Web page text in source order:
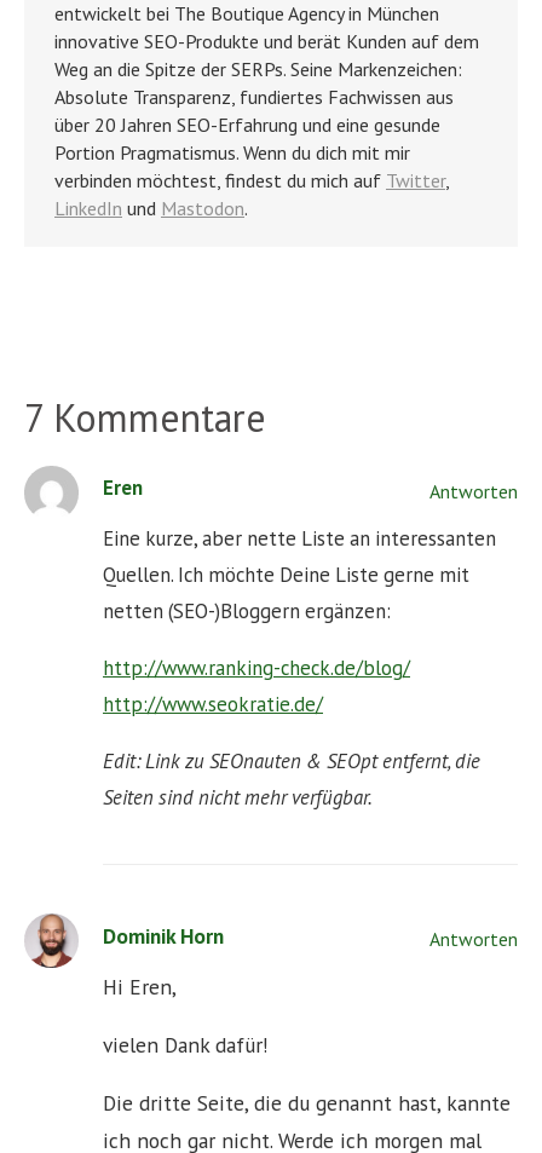
entwickelt bei The Boutique Agency in München
innovative SEO-Produkte und berät Kunden auf dem
Weg an die Spitze der SERPs. Seine Markenzeichen:
Absolute Transparenz, fundiertes Fachwissen aus
über 20 Jahren SEO-Erfahrung und eine gesunde
Portion Pragmatismus. Wenn du dich mit mir
verbinden möchtest, findest du mich auf Twitter,
LinkedIn und Mastodon.
7 Kommentare
Eren Antworten
Eine kurze, aber nette Liste an interessanten
Quellen. Ich möchte Deine Liste gerne mit
netten (SEO-)Bloggern ergänzen:
http://www.ranking-check.de/blog/
http://www.seokratie.de/
Edit: Link zu SEOnauten & SEOpt entfernt, die
Seiten sind nicht mehr verfügbar.
Dominik Horn Antworten
Hi Eren,
vielen Dank dafür!
Die dritte Seite, die du genannt hast, kannte
ich noch gar nicht. Werde ich morgen mal